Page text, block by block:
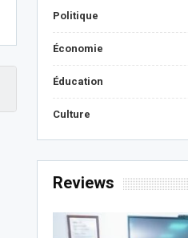
Politique
Économie
Éducation
Culture
Reviews